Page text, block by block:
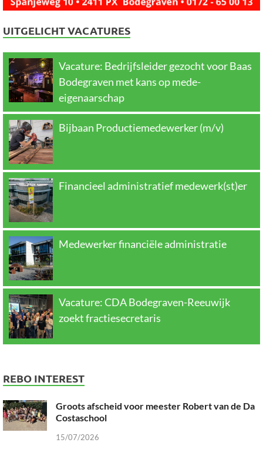
UITGELICHT VACATURES
Vacature: Bedrijfsleider gezocht voor Baas
Bodegraven met kans op mede-
eigenaarschap
Bijbaan Productiemedewerker (m/v)
Financieel administratief medewerk(st)er
Medewerker financiële administratie
Vacature: CDA Bodegraven-Reeuwijk
zoekt fractiesecretaris
REBO INTEREST
Groots afscheid voor meester Robert van de Da
Costaschool
15/07/2026